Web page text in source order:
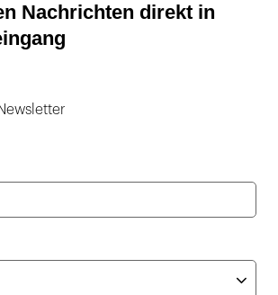
Nachrichten direkt in